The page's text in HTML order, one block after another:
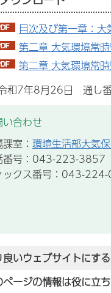
目次及び第一章：
第二章 大気環境常
第二章 大気環境常
和7年8月26日 通し番
い合わせ
室： 環境生活部大気
番号：043-223-3857
ックス番号：043-
良いウェブサイトにす
ページの情報は役に立